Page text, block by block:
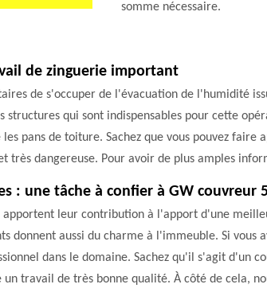
somme nécessaire.
de zinguerie important
de s'occuper de l'évacuation de l'humidité
structures qui sont indispensables pour cette
pans de toiture. Sachez que vous pouvez faire
très dangereuse. Pour avoir de plus amples
: une tâche à confier à GW couvreur
apportent leur contribution à l'apport d'une
donnent aussi du charme à l'immeuble. Si vous
dans le domaine. Sachez qu'il s'agit d'un
travail de très bonne qualité. À côté de cela,